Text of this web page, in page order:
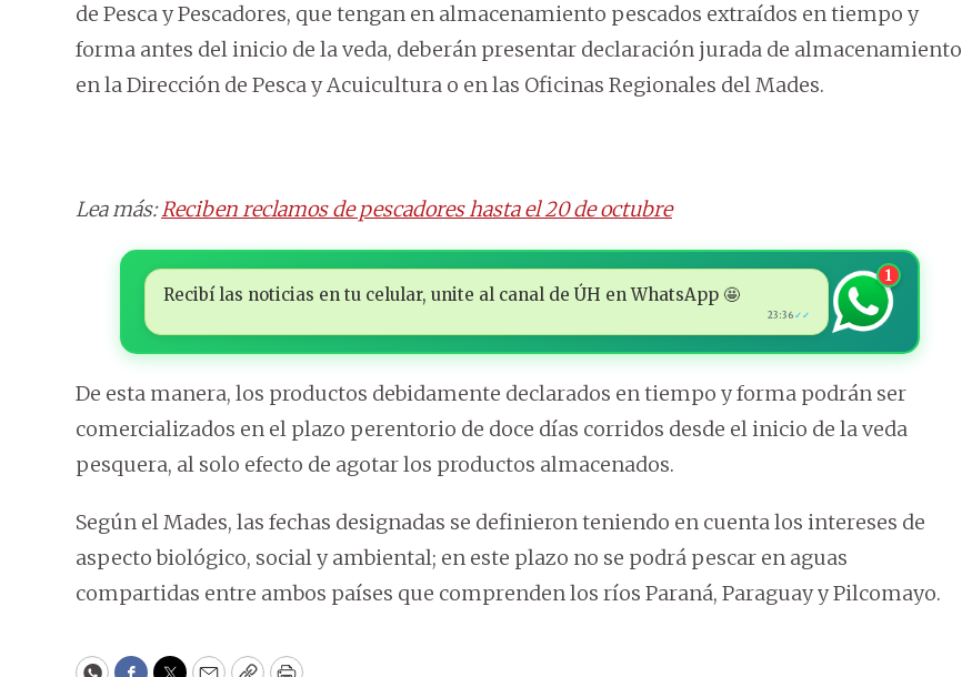
de Pesca y Pescadores, que tengan en almacenamiento pescados extraídos en tiempo y
forma antes del inicio de la veda, deberán presentar declaración jurada de almacenamiento
en la Dirección de Pesca y Acuicultura o en las Oficinas Regionales del Mades.
Lea más:Reciben reclamos de pescadores hasta el 20 de octubre
Recibí las noticias en tu celular, unite al canal de ÚH en WhatsApp 🤩
23:36 ✓✓
1
De esta manera, los productos debidamente declarados en tiempo y forma podrán ser
comercializados en el plazo perentorio de doce días corridos desde el inicio de la veda
pesquera, al solo efecto de agotar los productos almacenados.
Según el Mades, las fechas designadas se definieron teniendo en cuenta los intereses de
aspecto biológico, social y ambiental; en este plazo no se podrá pescar en aguas
compartidas entre ambos países que comprenden los ríos Paraná, Paraguay y Pilcomayo.